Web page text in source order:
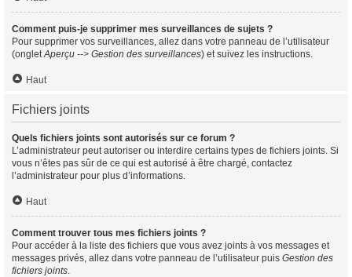
Comment puis-je supprimer mes surveillances de sujets ?
Pour supprimer vos surveillances, allez dans votre panneau de l’utilisateur
(ongletAperçu --> Gestion des surveillances) et suivez les instructions.
Haut
Fichiers joints
Quels fichiers joints sont autorisés sur ce forum ?
L’administrateur peut autoriser ou interdire certains types de fichiers joints. Si
vous n’êtes pas sûr de ce qui est autorisé à être chargé, contactez
l’administrateur pour plus d’informations.
Haut
Comment trouver tous mes fichiers joints ?
Pour accéder à la liste des fichiers que vous avez joints à vos messages et
messages privés, allez dans votre panneau de l’utilisateur puis Gestion des
fichiers joints.